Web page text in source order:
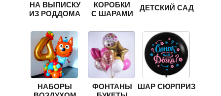
ФОНТАНЫ
НА ВЫПИСКУ
ИЗ РОДДОМА
ШАР СЮРПРИЗ
КОРОБКИ
С ШАРАМИ
НАБОРЫ
ДЕТСКИЙ САД